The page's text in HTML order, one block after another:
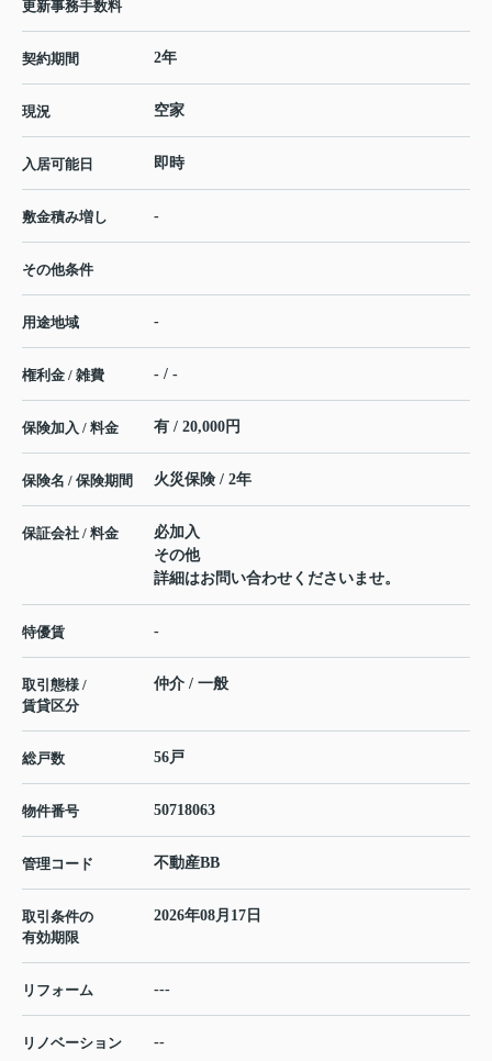
更新事務手数料
契約期間 2年
現況 空家
入居可能日 即時
敷金積み増し -
その他条件
用途地域 -
権利金 / 雑費 - / -
保険加入 / 料金 有 / 20,000円
保険名 / 保険期間 火災保険 / 2年
保証会社 / 料金
必加入
その他
詳細はお問い合わせくださいませ。
特優賃 -
取引態様 /
賃貸区分
仲介 / 一般
総戸数 56戸
物件番号 50718063
管理コード 不動産BB
取引条件の
有効期限
2026年08月17日
リフォーム ---
リノベーション --